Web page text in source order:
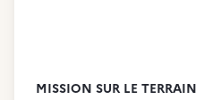
MISSION SUR LE TERRAIN